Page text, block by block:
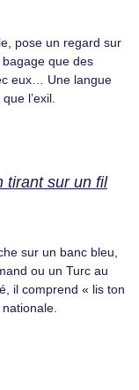
pose un regard sur
bagage que des
eux… Une langue
l’exil.
tirant sur un fil
sur un banc bleu,
ou un Turc au
il comprend « lis ton